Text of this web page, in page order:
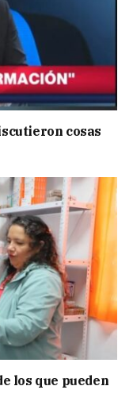
cosas
los que pueden